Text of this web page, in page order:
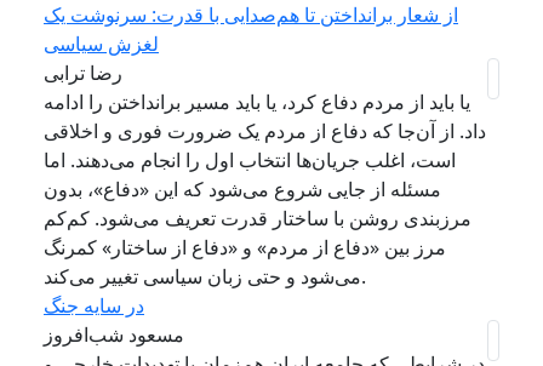
از شعار برانداختن تا هم‌صدایی با قدرت: سرنوشت یک
لغزش سیاسی
رضا ترابی
یا باید از مردم دفاع کرد، یا باید مسیر برانداختن را ادامه
داد. از آن‌جا که دفاع از مردم یک ضرورت فوری و اخلاقی
است، اغلب جریان‌ها انتخاب اول را انجام می‌دهند. اما
مسئله از جایی شروع می‌شود که این «دفاع»، بدون
مرزبندی روشن با ساختار قدرت تعریف می‌شود. کم‌کم
مرز بین «دفاع از مردم» و «دفاع از ساختار» کمرنگ
می‌شود و حتی زبان سیاسی تغییر می‌کند.
در سایه جنگ
مسعود شب‌افروز